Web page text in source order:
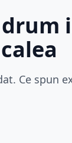
Ce spun